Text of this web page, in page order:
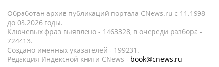
Обработан архив публикаций портала CNews.ru c 11.1998
до 08.2026 годы.
Ключевых фраз выявлено - 1463328, в очереди разбора -
724413.
Создано именных указателей - 199231.
Редакция Индексной книги CNews - book@cnews.ru